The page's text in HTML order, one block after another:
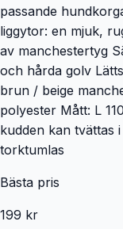
passande
liggytor: en mjuk,
av manchestertyg
och hårda golv
brun / beige
polyester Mått: L
kudden kan tvättas
torktumlas
Bästa pris
199 kr